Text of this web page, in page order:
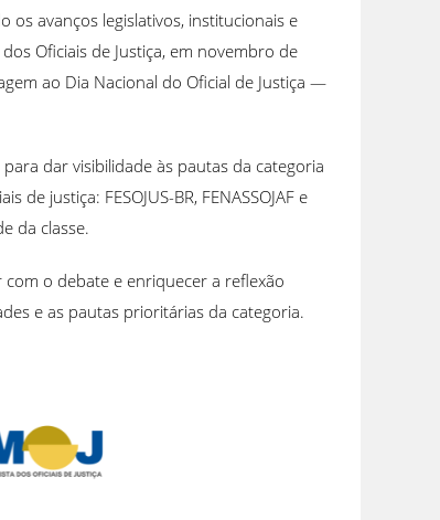
avanços legislativos, institucionais e
Oficiais de Justiça, em novembro de
ao Dia Nacional do Oficial de Justiça —
dar visibilidade às pautas da categoria
justiça: FESOJUS-BR, FENASSOJAF e
da classe.
com o debate e enriquecer a reflexão
e as pautas prioritárias da categoria.